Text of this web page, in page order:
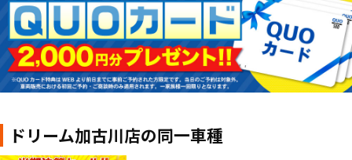
ドリーム加古川店の同一車種